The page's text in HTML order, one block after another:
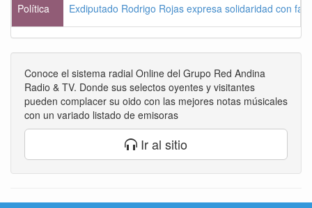
Política Exdiputado Rodrigo Rojas expresa solidaridad con
Conoce el sistema radial Online del Grupo Red Andina
Radio & TV. Donde sus selectos oyentes y visitantes
pueden complacer su oido con las mejores notas músicales
con un variado listado de emisoras
Ir al sitio